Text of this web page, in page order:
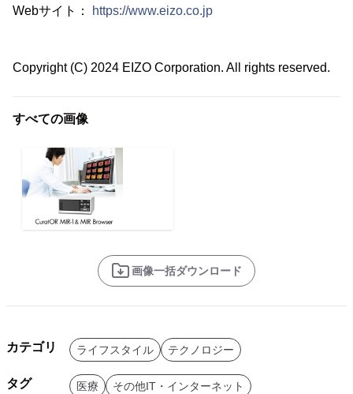
Webサイト：
https://www.eizo.co.jp
Copyright (C) 2024 EIZO Corporation. All rights reserved.
すべての画像
画像一括ダウンロード
カテゴリ ライフスタイル テクノロジー
タグ 医療
その他IT・インターネット